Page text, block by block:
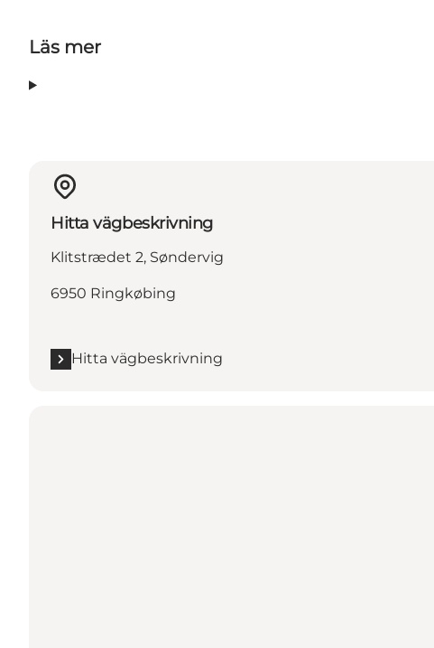
Läs mer
Hitta vägbeskrivning
Klitstrædet 2, Søndervig
6950 Ringkøbing
Hitta vägbeskrivning